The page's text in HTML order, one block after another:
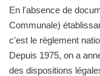
En l'absence de
Communale)
c'est le règlement
Depuis 1975, on a
des dispositions